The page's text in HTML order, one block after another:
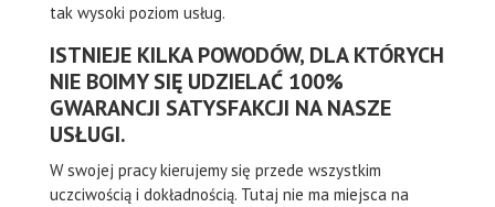
tak wysoki poziom usług.
ISTNIEJE KILKA POWODÓW, DLA KTÓRYCH
NIE BOIMY SIĘ UDZIELAĆ 100%
GWARANCJI SATYSFAKCJI NA NASZE
USŁUGI.
W swojej pracy kierujemy się przede wszystkim
uczciwością i dokładnością. Tutaj nie ma miejsca na